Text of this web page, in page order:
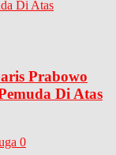
Prabowo
Di Atas
0